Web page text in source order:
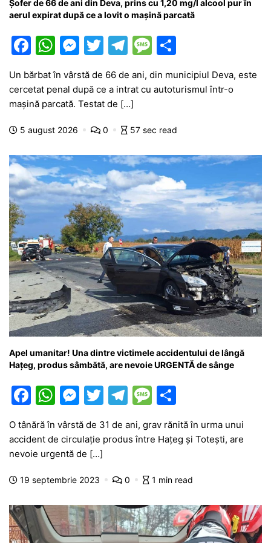
Șofer de 66 de ani din Deva, prins cu 1,20 mg/l alcool pur în
aerul expirat după ce a lovit o mașină parcată
F
c
e
b
o
o
k
W
at
s
A
p
M
s
s
e
g
er
T
itt
er
T
e
gr
a
M
s
a
g
e
ta
a
ă
Un bărbat în vârstă de 66 de ani, din municipiul Deva, este
cercetat penal după ce a intrat cu autoturismul într-o
mașină parcată. Testat de […]
5 august 2026 0 57 sec read
Apel umanitar! Una dintre victimele accidentului de lângă
Hațeg, produs sâmbătă, are nevoie URGENTĂ de sânge
F
c
e
b
o
o
k
W
at
s
A
p
p
M
s
s
e
g
er
T
itt
T
e
a
m
M
s
a
e
ta
je
a
z
ă
O tânără în vârstă de 31 de ani, grav rănită în urma unui
accident de circulație produs între Hațeg și Totești, are
nevoie urgentă de […]
19 septembrie 2023 0 1 min read